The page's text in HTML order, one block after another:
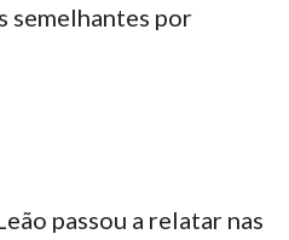
semelhantes por
passou a relatar nas